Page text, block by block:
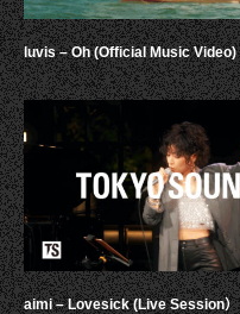
luvis – Oh (Official Music Video)
aimi – Lovesick (Live Session）